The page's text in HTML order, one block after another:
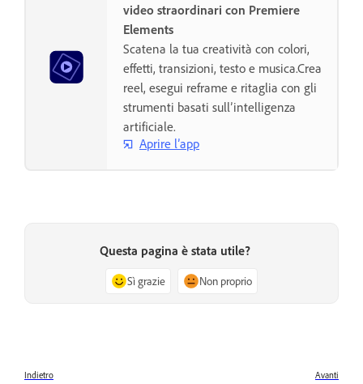
video straordinari con Premiere
Elements
Scatena la tua creatività con colori,
effetti, transizioni, testo e musica.Crea
reel, esegui reframe e ritaglia con gli
strumenti basati sull’intelligenza
artificiale.
Aprire l’app
Questa pagina è stata utile?
Sì grazie Non proprio
Indietro Avanti